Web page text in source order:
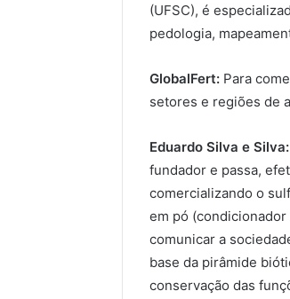
(UFSC), é
pedologia,
GlobalFert: Para
setores e regiões de
Eduardo Silva e Silva:
fundador e passa,
comercializando o
em pó
comunicar a
base da pirâmide
conservação das